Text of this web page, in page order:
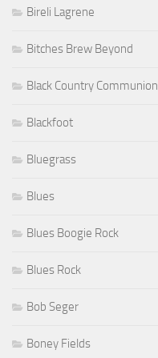
Bireli Lagrene
Bitches Brew Beyond
Black Country Communion
Blackfoot
Bluegrass
Blues
Blues Boogie Rock
Blues Rock
Bob Seger
Boney Fields